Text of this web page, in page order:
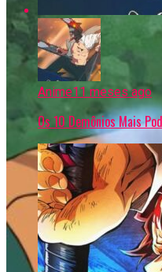
Anime11 meses ago
Os 10 Demônios Mais